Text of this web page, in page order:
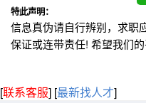
特此声明：
信息真伪请自行辨别，求职
保证或连带责任! 希望我们
[联系客服] [最新找人才]